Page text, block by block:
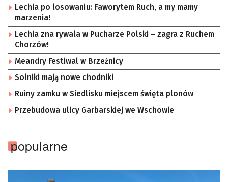
Lechia po losowaniu: Faworytem Ruch, a my mamy
marzenia!
Lechia zna rywala w Pucharze Polski – zagra z Ruchem
Chorzów!
Meandry Festiwal w Brzeźnicy
Solniki mają nowe chodniki
Ruiny zamku w Siedlisku miejscem święta plonów
Przebudowa ulicy Garbarskiej we Wschowie
popularne